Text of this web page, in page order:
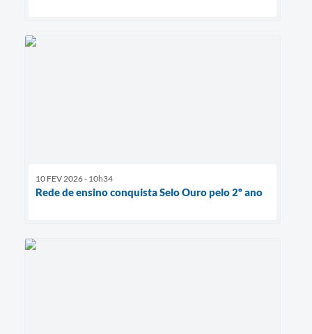
10 FEV 2026 - 10h34
Rede de ensino conquista Selo Ouro pelo 2º ano